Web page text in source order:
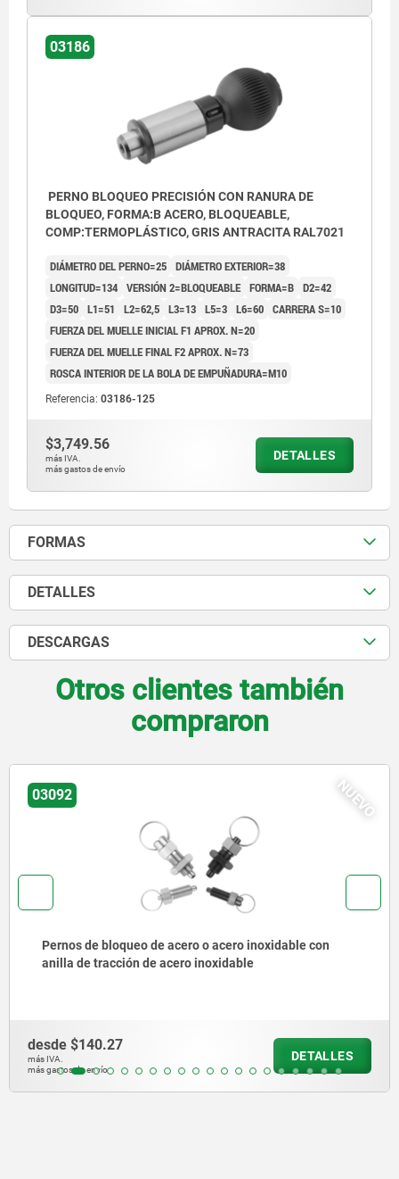
03186
PERNO BLOQUEO PRECISIÓN CON RANURA DE
BLOQUEO, FORMA:B ACERO, BLOQUEABLE,
COMP:TERMOPLÁSTICO, GRIS ANTRACITA RAL7021
DIÁMETRO DEL PERNO=25 DIÁMETRO EXTERIOR=38
LONGITUD=134 VERSIÓN 2=BLOQUEABLE FORMA=B D2=42
D3=50 L1=51 L2=62,5 L3=13 L5=3 L6=60 CARRERA S=10
FUERZA DEL MUELLE INICIAL F1 APROX. N=20
FUERZA DEL MUELLE FINAL F2 APROX. N=73
ROSCA INTERIOR DE LA BOLA DE EMPUÑADURA=M10
Referencia: 03186-125
$3,749.56
más IVA.
más gastos de envío
DETALLES
FORMAS
DETALLES
DESCARGAS
Otros clientes también
compraron
Pernos de bloqueo de acero o acero inoxidable, versión
corta, con vástago roscado
desde$204.99
más gastos de envío
DETALLES